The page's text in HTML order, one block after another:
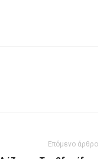
Επόμενο άρθρο